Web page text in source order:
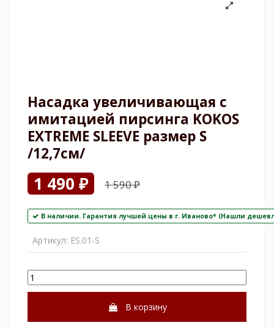
Насадка увеличивающая с
имитацией пирсинга KOKOS
EXTREME SLEEVE размер S
/12,7см/
1 490 ₽ 1 590 ₽
В наличии. Гарантия лучшей цены в г. Иваново* (Нашли
Артикул: ES.01-S
В корзину